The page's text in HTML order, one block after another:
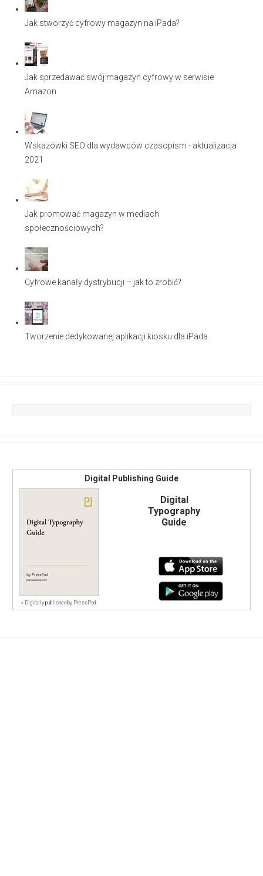
Jak stworzyć cyfrowy magazyn na iPada?
Jak sprzedawać swój magazyn cyfrowy w serwisie
Amazon
Wskazówki SEO dla wydawców czasopism - aktualizacja
2021
Jak promować magazyn w mediach
społecznościowych?
Cyfrowe kanały dystrybucji – jak to zrobić?
Tworzenie dedykowanej aplikacji kiosku dla iPada
Digital Publishing Guide
» Digitally published by PressPad
Digital
Typography
Guide